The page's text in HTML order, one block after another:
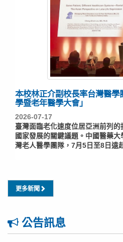
本校林正介副校長率台灣醫
學暨老年醫學大會」
2026-07-17
臺灣面臨老化速度位居亞洲前列
國家發展的關鍵議題。中國醫藥
灣老人醫學團隊，7月5日至8日遠
更多新聞
公告訊息